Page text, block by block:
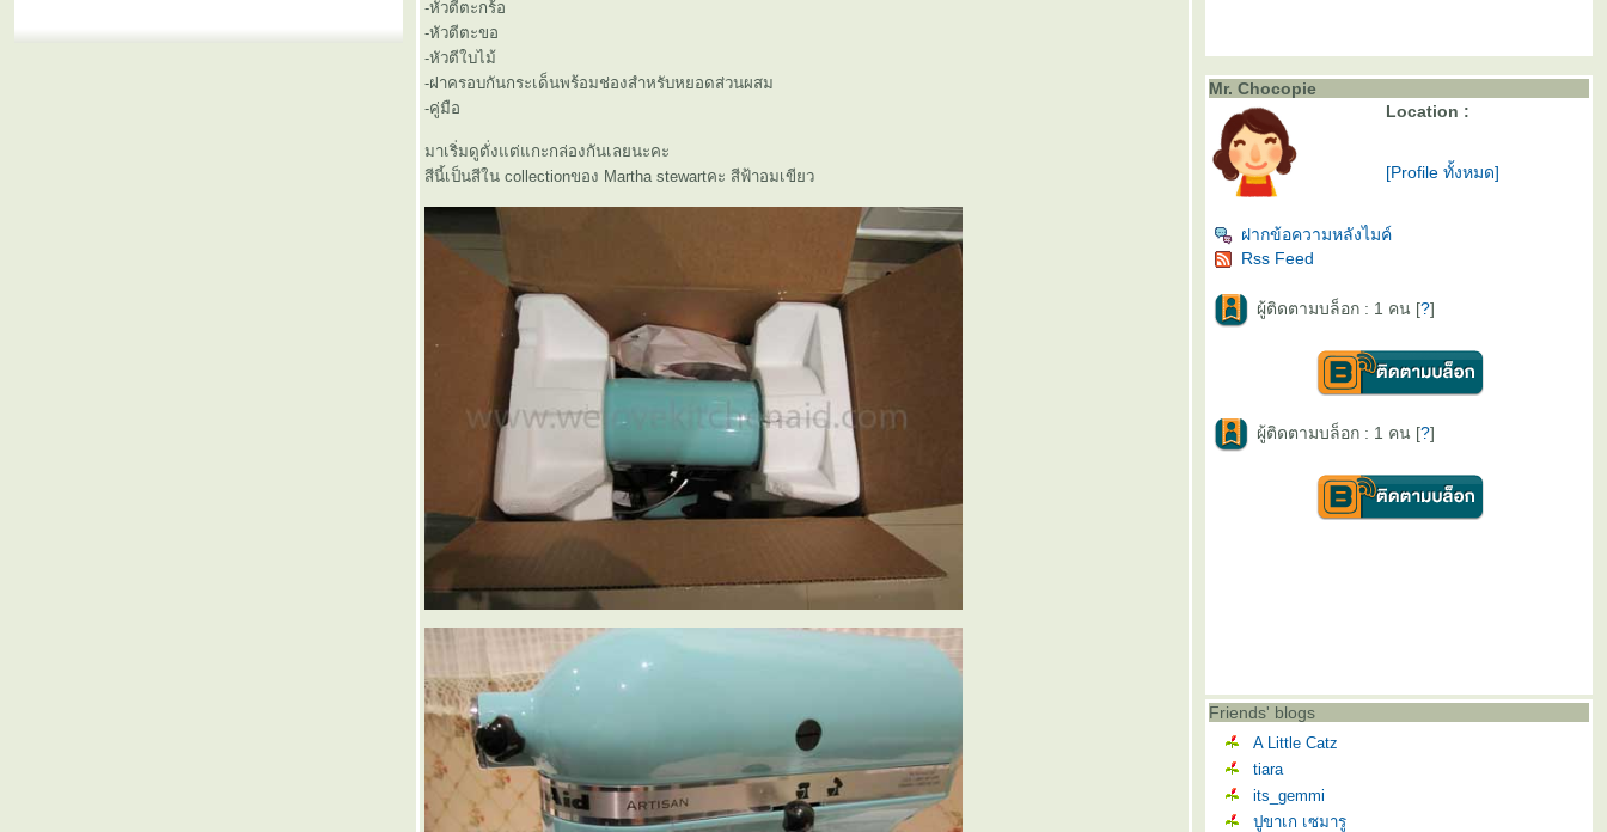
-หัวตีตะกร้อ
-หัวตีตะขอ
-หัวตีใบไม้
-ฝาครอบกันกระเด็นพร้อมช่องสำหรับหยอดส่วนผสม
-คู่มือ
มาเริ่มดูตั่งแต่แกะกล่องกันเลยนะคะ
สีนี้เป็นสีใน collectionของ Martha stewartคะ สีฟ้าอมเขียว
Mr. Chocopie
Location :
[Profile ทั้งหมด]
ฝากข้อความหลังไมค์
Rss Feed
ผู้ติดตามบล็อก : 1 คน [?]
ผู้ติดตามบล็อก : 1 คน [?]
Friends' blogs
A Little Catz
tiara
its_gemmi
ปูขาเก เซมารู